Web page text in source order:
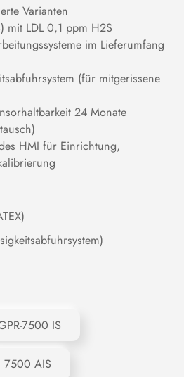
Varianten
mit LDL 0,1 ppm H2S
im Lieferumfang
(für mitgerissene
24 Monate
HMI für Einrichtung,
7500 IS
7500 AIS